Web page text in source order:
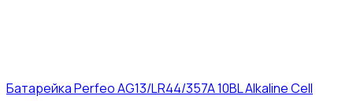
Батарейка Perfeo AG13/LR44/357A 10BL Alkaline Cell